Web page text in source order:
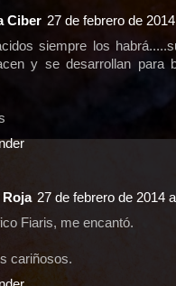
Ciber 27 de febrero de
siempre los
y se desarrollan para
Roja 27 de febrero de 2014
Fiaris, me encantó.
cariñosos.